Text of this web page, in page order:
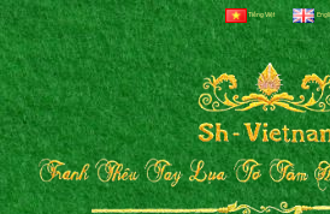
Tiếng Việt